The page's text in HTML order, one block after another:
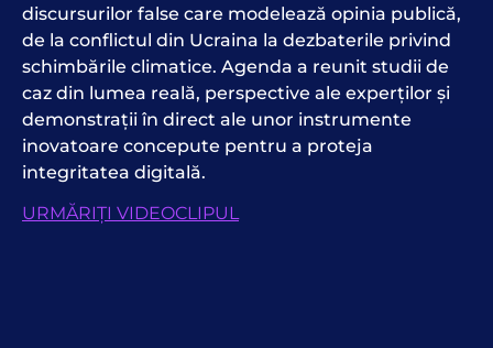
discursurilor false care modelează opinia publică,
de la conflictul din Ucraina la dezbaterile privind
schimbările climatice. Agenda a reunit studii de
caz din lumea reală, perspective ale experților și
demonstrații în direct ale unor instrumente
inovatoare concepute pentru a proteja
integritatea digitală.
URMĂRIȚI VIDEOCLIPUL